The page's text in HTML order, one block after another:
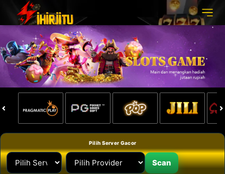
Pilih Server Gacor
Scan